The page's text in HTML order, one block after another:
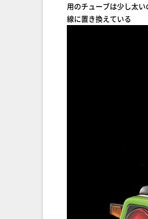
用のチューブは少し太
線に置き換えている